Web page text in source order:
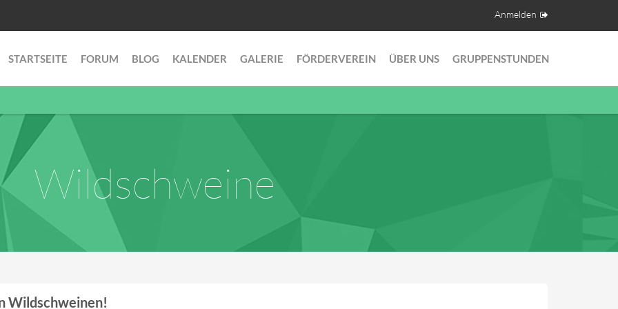
Anmelden
STARTSEITE FORUM BLOG KALENDER GALERIE FÖRDERVEREIN ÜBER UNS GRUPPENSTUNDEN
Wildschweine
Wildschweinen!